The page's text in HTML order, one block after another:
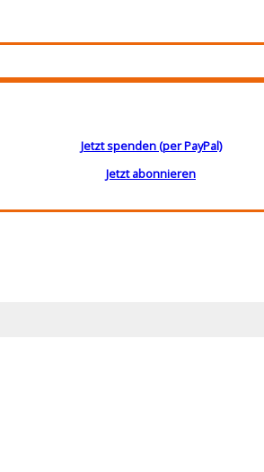
Jetzt spenden (per PayPal)
Jetzt abonnieren